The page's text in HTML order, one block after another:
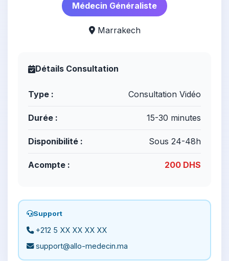
Ordonnance électronique délivrée si
approprié
Médecin Généraliste
Marrakech
Détails Consultation
Type : Consultation Vidéo
Durée : 15-30 minutes
Disponibilité : Sous 24-48h
Acompte : 200 DHS
Support
+212 5 XX XX XX XX
support@allo-medecin.ma